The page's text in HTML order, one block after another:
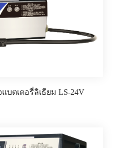
บตเตอรี่ลิเธียม LS-24V